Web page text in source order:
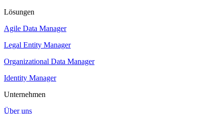
Lösungen
Agile Data Manager
Legal Entity Manager
Organizational Data Manager
Identity Manager
Unternehmen
Über uns